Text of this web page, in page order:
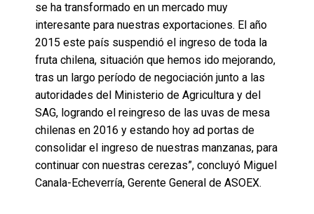
se ha transformado en un mercado muy
interesante para nuestras exportaciones. El año
2015 este país suspendió el ingreso de toda la
fruta chilena, situación que hemos ido mejorando,
tras un largo período de negociación junto a las
autoridades del Ministerio de Agricultura y del
SAG, logrando el reingreso de las uvas de mesa
chilenas en 2016 y estando hoy ad portas de
consolidar el ingreso de nuestras manzanas, para
continuar con nuestras cerezas”, concluyó Miguel
Canala-Echeverría, Gerente General de ASOEX.